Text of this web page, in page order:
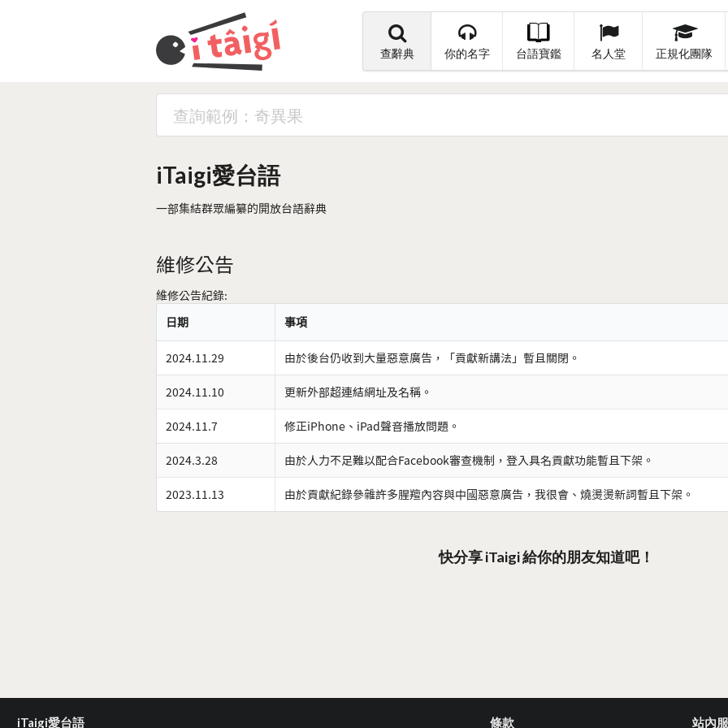
查辭典 你的名字 台語寶鑑 名人堂 正規化團隊
iTaigi愛台語
一部集結群眾編纂的開放台語辭典
維修公告
維修公告紀錄:
日期
事項
2024.11.29 由於後台仍收到大量惡意廣告，「貢獻新講法」暫且關閉。
2024.11.10 更新外部超連結網址及名稱。
2024.11.7 修正iPhone、iPad聲音播放問題。
2024.3.28 由於人力不足難以配合Facebook審查機制，登入具名貢獻功能暫且下架。
2023.11.13 由於貢獻紀錄參雜許多腥羶內容與中國惡意廣告，我很會、燒燙燙新詞暫且下架。
快分享 iTaigi 給你的朋友知道吧！
iTaigi愛台語 條款 站內